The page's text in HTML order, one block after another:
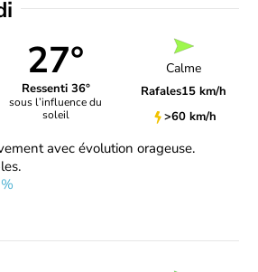
27°
Ressenti 36°
sous l’influence du
soleil
Calme
Rafales15 km/h
>60 km/h
avec évolution orageuse.